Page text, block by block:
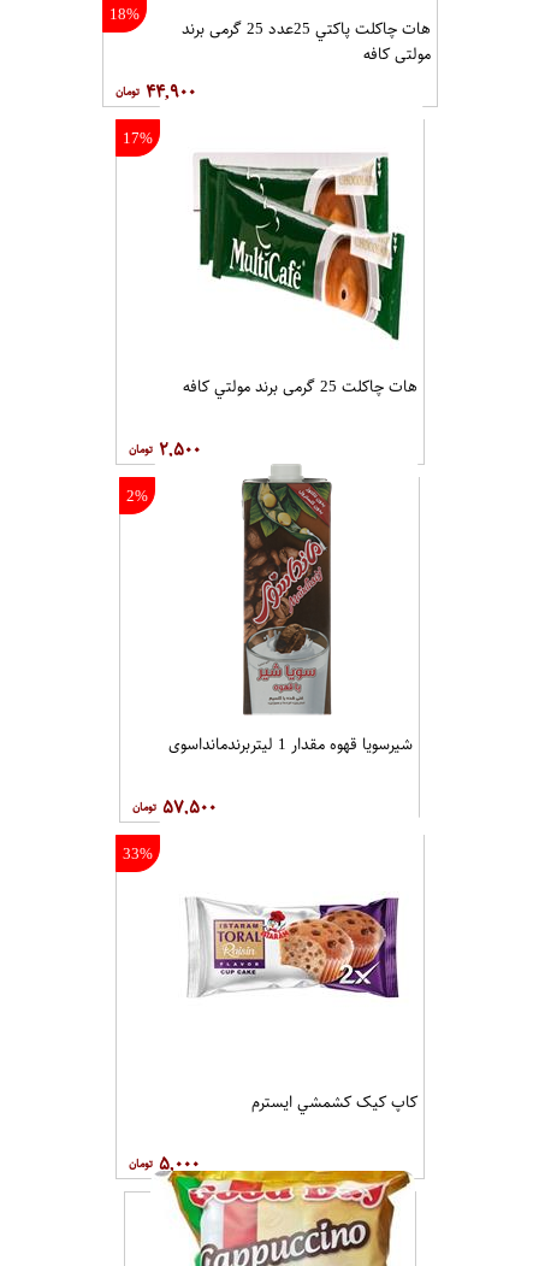
18%
هات چاکلت پاکتي 25عدد 25 گرمی برند
مولتي کافه
۴۴,۹۰۰
17%
هات چاکلت 25 گرمی برند مولتي کافه
۲,۵۰۰
2%
شیرسویا قهوه مقدار 1 لیتربرندمانداسوی
۵۷,۵۰۰
33%
کاپ کيک کشمشي ايسترم
۵,۰۰۰